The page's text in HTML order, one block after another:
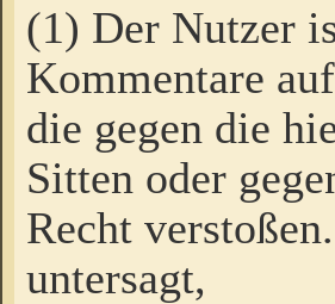
(1) Der Nutzer
Kommentare
die gegen die
Sitten oder
Recht
untersagt,